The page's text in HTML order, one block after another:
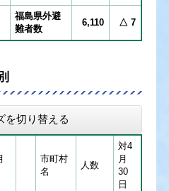
福島県外避
難者数
6,110 △ 7
を切り替える
市町村
名
人数
対4
月
30
日